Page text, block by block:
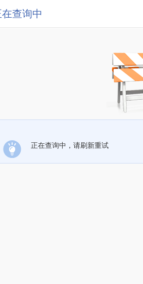
在查询中
正在查询中，请刷新重试